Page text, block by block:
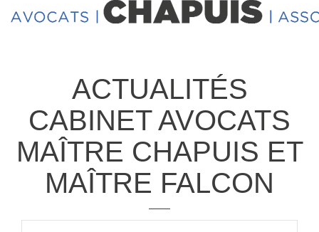
ACTUALITÉS
CABINET AVOCATS
MAÎTRE CHAPUIS ET
MAÎTRE FALCON